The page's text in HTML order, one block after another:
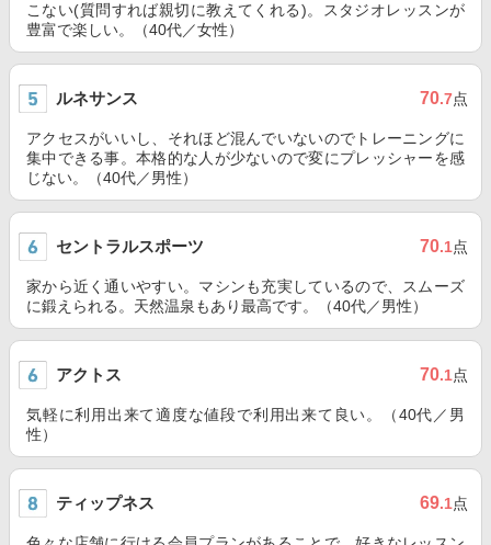
こない(質問すれば親切に教えてくれる)。スタジオレッスンが
豊富で楽しい。（40代／女性）
ルネサンス 70.7点
アクセスがいいし、それほど混んでいないのでトレーニングに
集中できる事。本格的な人が少ないので変にプレッシャーを感
じない。（40代／男性）
セントラルスポーツ 70.1点
家から近く通いやすい。マシンも充実しているので、スムーズ
に鍛えられる。天然温泉もあり最高です。（40代／男性）
アクトス 70.1点
気軽に利用出来て適度な値段で利用出来て良い。（40代／男
性）
ティップネス 69.1点